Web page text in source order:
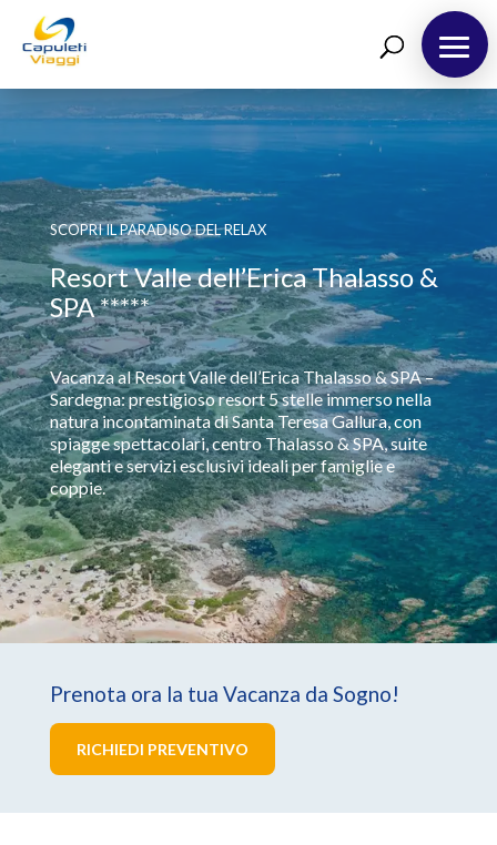
Richiedi Preventivo
Chi siamo
BlogSCOPRI IL PARADISO DEL RELAX
Resort Valle dell’Erica Thalasso &
SPA *****
Vacanza al Resort Valle dell’Erica Thalasso & SPA –
Sardegna: prestigioso resort 5 stelle immerso nella
natura incontaminata di Santa Teresa Gallura, con
spiagge spettacolari, centro Thalasso & SPA, suite
eleganti e servizi esclusivi ideali per famiglie e
coppie.
Prenota ora la tua Vacanza da Sogno!
RICHIEDI PREVENTIVO